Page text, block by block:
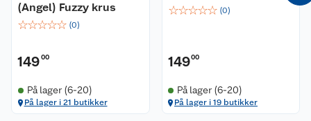
(Angel) Fuzzy krus
☆☆☆☆☆ (0)
14900
På lager (6-20)
På lager i 21 butikker
☆☆☆☆☆ (0)
14900
På lager (6-20)
På lager i 19 butikker
Ledige stillinger
Leveringsalternativer
Kjøpsvilkår
Åpent kjøp
Klikk og hent
Festdrakter til hele familien
Hagemøbler og utemøbler